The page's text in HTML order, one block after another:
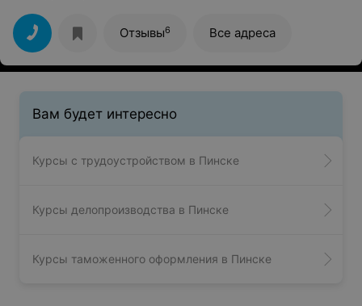
Отзывы6 Все адреса
Вам будет интересно
Курсы с трудоустройством в Пинске
Курсы делопроизводства в Пинске
Курсы таможенного оформления в Пинске